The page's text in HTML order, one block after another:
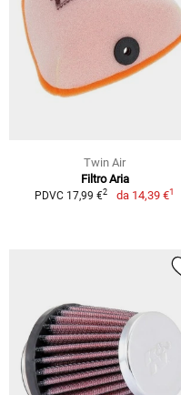
Twin Air
Filtro Aria
PDVC 17,99 €2 da 14,39 €1